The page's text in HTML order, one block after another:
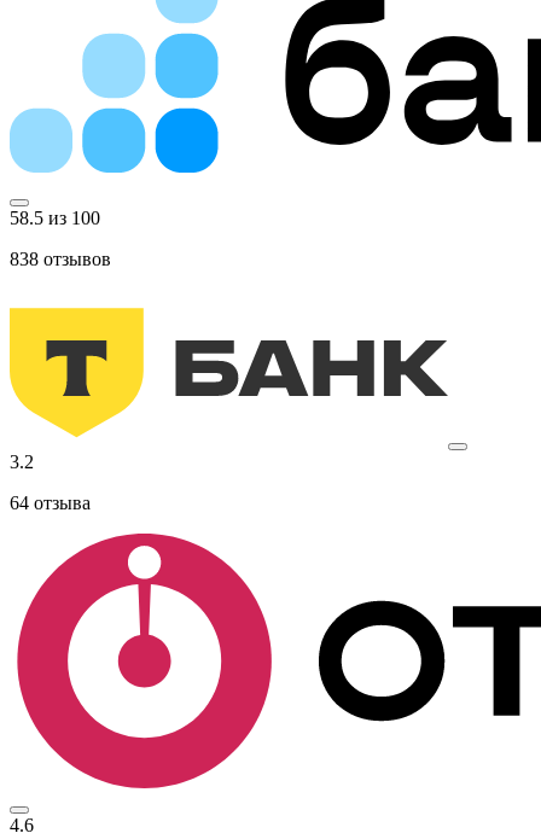
58.5 из 100
838 отзывов
3.2
64 отзыва
4.6